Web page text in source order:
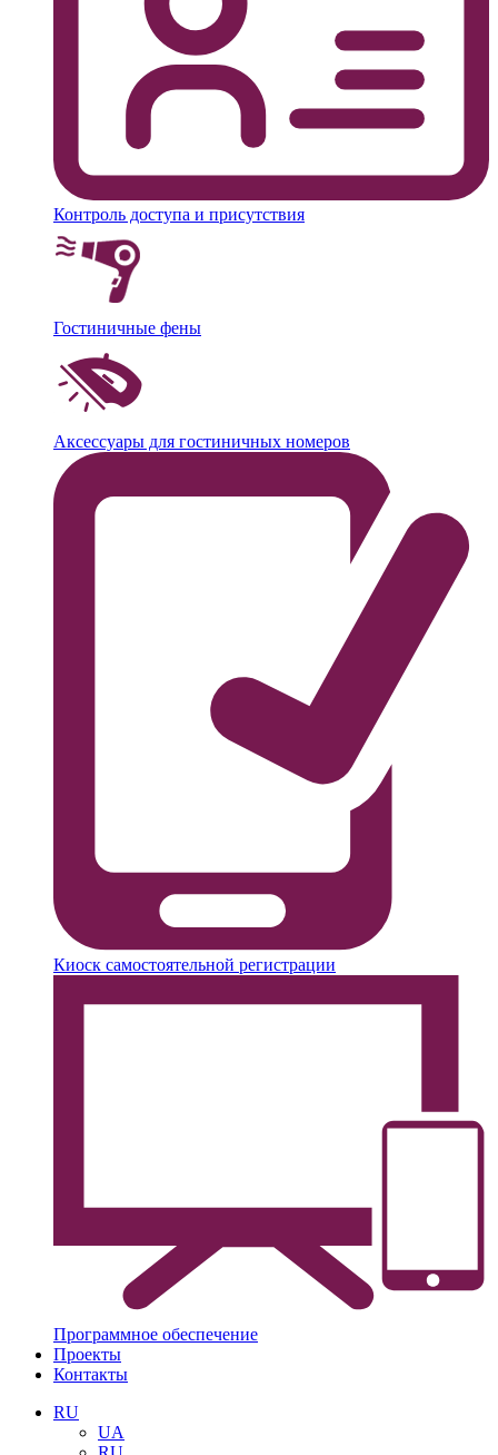
Контроль доступа и присутствия
Гостиничные фены
Аксессуары для гостиничных номеров
Киоск самостоятельной регистрации
Программное обеспечение
Проекты
Контакты
RU
UA